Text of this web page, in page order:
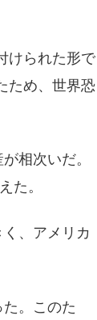
けられた形で
ため、世界恐
相次いだ。
た。
、アメリカ
。このた